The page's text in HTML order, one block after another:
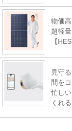
物価
超軽
【
見守
間を
忙し
くれ